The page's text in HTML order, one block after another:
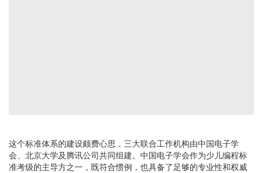
这个标准体系的建设颇费心思，三大联合工作机构由中国电子学
会、北京大学及腾讯公司共同组建。 中国电子学会作为少儿编程标
准考级的主导方之一，既符合惯例，也具备了足够的专业性和权威